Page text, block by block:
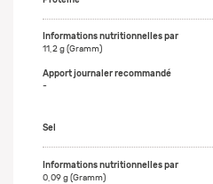
11,2 g (Gramm)
-
Sel
0,09 g (Gramm)